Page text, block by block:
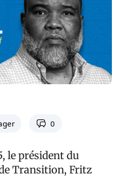
0
le président du
Transition, Fritz